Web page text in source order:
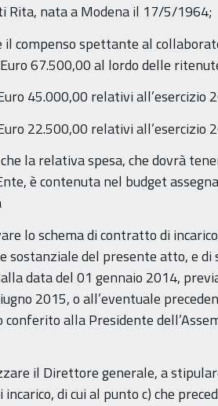
Rita, nata a Modena il 17/5/1964;
il compenso spettante al
67.500,00 al lordo delle
45.000,00 relativi all’esercizio
22.500,00 relativi all’esercizio
la relativa spesa, che dovrà
è contenuta nel budget
lo schema di contratto di
sostanziale del presente atto, e
data del 01 gennaio 2014,
2015, o all’eventuale
conferito alla Presidente
il Direttore generale, a
di cui al punto c) che